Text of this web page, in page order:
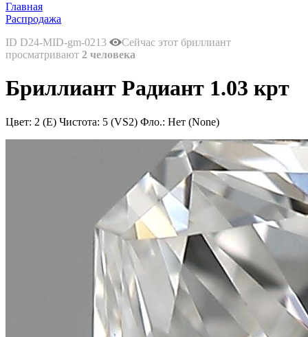
Главная
Распродажа
ID D24-MID-gm-0213
Сейчас этот бриллиант
просматривают 2 человека
Бриллиант Радиант 1.03 крт
Цвет: 2 (E) Чистота: 5 (VS2) Фло.: Нет (None)